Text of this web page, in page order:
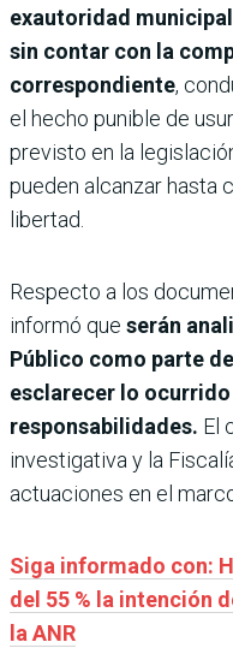
exautoridad
sin contar con la
correspondiente,
el hecho punible de
previsto en la
pueden alcanzar hasta
libertad.
Respecto a los
informó que serán
Público como parte
esclarecer lo
responsabilidades. El
investigativa y la
actuaciones en el
Siga informado con:
del 55 % la intención
la ANR